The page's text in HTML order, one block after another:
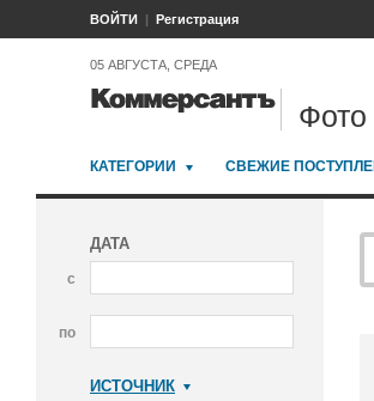
ВОЙТИ Регистрация
05 АВГУСТА, СРЕДА
Фото
КАТЕГОРИИ СВЕЖИЕ
ДАТА
с
по
ИСТОЧНИК